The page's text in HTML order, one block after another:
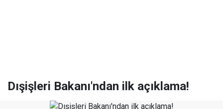
Dışişleri Bakanı'ndan ilk açıklama!